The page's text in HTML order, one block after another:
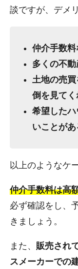
談ですが、デメ
仲介手数
多くの不
土地の売
倒を見て
希望した
いことがあ
以上のようなケ
仲介手数料は高
必ず確認をし、
きましょう。
また、 販売され
スメーカーでの